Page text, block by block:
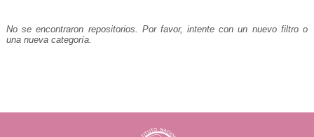
No se encontraron repositorios. Por favor, intente con un nuevo filtro o
una nueva categoría.